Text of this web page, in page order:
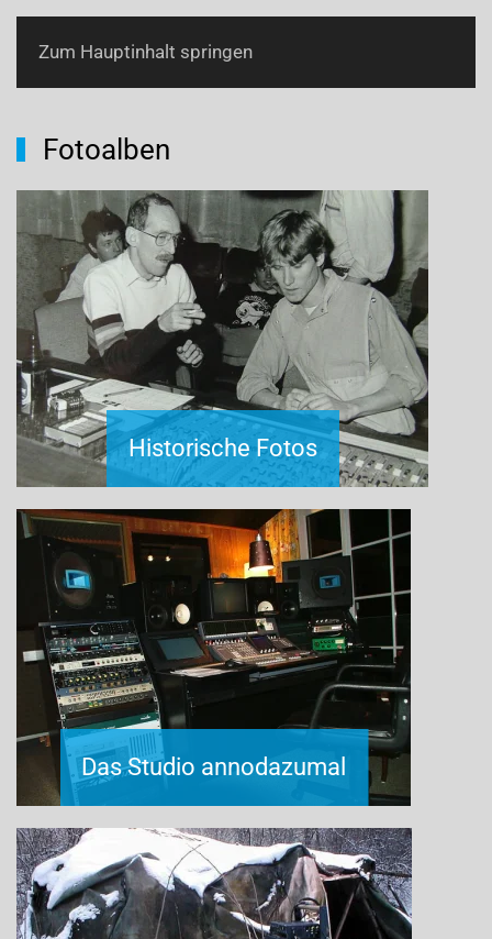
Zum Hauptinhalt springen
Fotoalben
Historische Fotos
Das Studio annodazumal